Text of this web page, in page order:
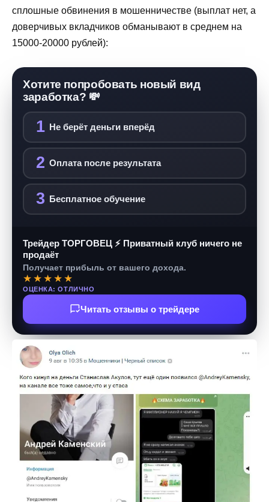
сплошные обвинения в мошенничестве (выплат нет, а
доверчивых вкладчиков обманывают в среднем на
15000-20000 рублей):
Хотите попробовать новый вид
заработка? 💸
1 Не берёт деньги вперёд
2 Оплата после результата
3 Бесплатное обучение
Трейдер ТОРГОВЕЦ ⚡ Приватный клуб ничего не
продаёт
Получает прибыль от вашего дохода.
★★★★★
ОЦЕНКА: ОТЛИЧНО
Читать отзывы о трейдере